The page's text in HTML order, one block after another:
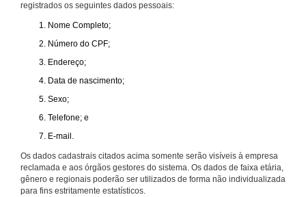
registrados os seguintes dados pessoais:
Nome Completo;
Número do CPF;
Endereço;
Data de nascimento;
Sexo;
Telefone; e
E-mail.
Os dados cadastrais citados acima somente serão visíveis à empresa
reclamada e aos órgãos gestores do sistema. Os dados de faixa etária,
gênero e regionais poderão ser utilizados de forma não individualizada
para fins estritamente estatísticos.